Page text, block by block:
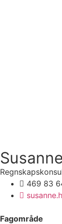
469 83
Fagområde